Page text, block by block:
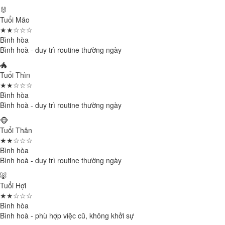
🐰
Tuổi Mão
★★☆☆☆
Bình hòa
Bình hoà - duy trì routine thường ngày
🐲
Tuổi Thìn
★★☆☆☆
Bình hòa
Bình hoà - duy trì routine thường ngày
🐵
Tuổi Thân
★★☆☆☆
Bình hòa
Bình hoà - duy trì routine thường ngày
🐷
Tuổi Hợi
★★☆☆☆
Bình hòa
Bình hoà - phù hợp việc cũ, không khởi sự